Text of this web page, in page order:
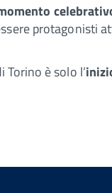
protagonisti
è solo l’